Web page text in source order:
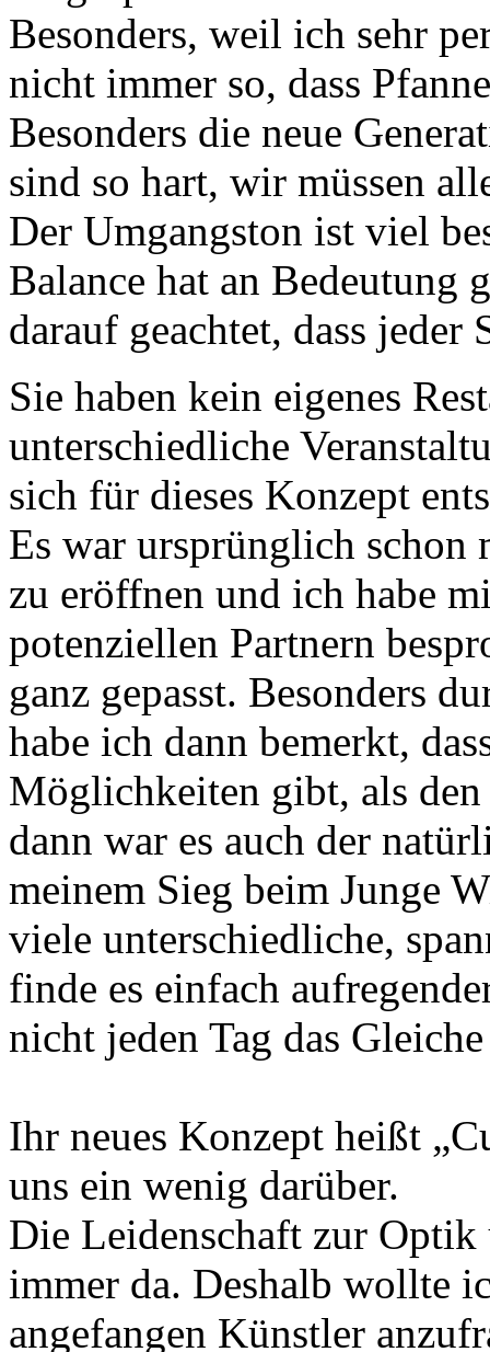
Besonders, weil ich sehr
nicht immer so, dass
Besonders die neue
sind so hart, wir müssen
Der Umgangston ist viel
Balance hat an Bedeutung
darauf geachtet, dass jeder
Sie haben kein eigenes
unterschiedliche
sich für dieses Konzept
Es war ursprünglich schon
zu eröffnen und ich habe
potenziellen Partnern
ganz gepasst. Besonders
habe ich dann bemerkt,
Möglichkeiten gibt, als
dann war es auch der
meinem Sieg beim Junge
viele unterschiedliche,
finde es einfach
nicht jeden Tag das
Ihr neues Konzept heißt
uns ein wenig darüber.
Die Leidenschaft zur
immer da. Deshalb wollte
angefangen Künstler